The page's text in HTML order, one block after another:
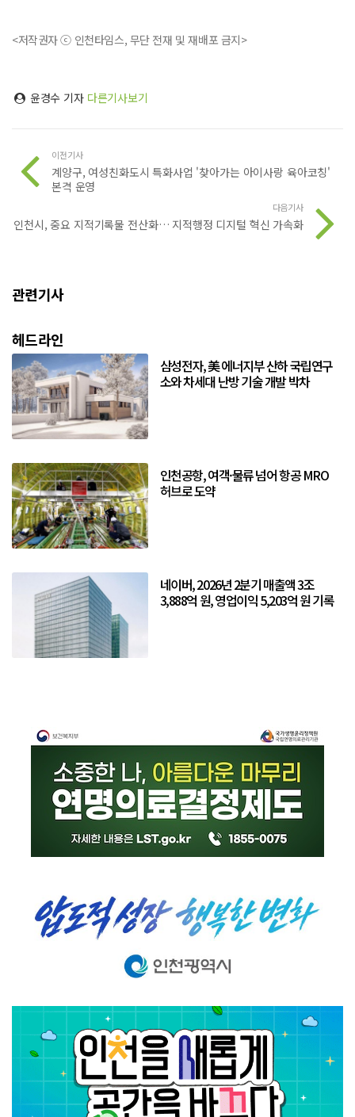
<저작권자 ⓒ 인천타임스, 무단 전재 및 재배포 금지>
윤경수 기자 다른기사보기
이전기사
계양구, 여성친화도시 특화사업 '찾아가는 아이사랑 육아코칭'
본격 운영
다음기사
인천시, 중요 지적기록물 전산화… 지적행정 디지털 혁신 가속화
관련기사
헤드라인
삼성전자, 美 에너지부 산하 국립연구
소와 차세대 난방 기술 개발 박차
인천공항, 여객·물류 넘어 항공 MRO
허브로 도약
네이버, 2026년 2분기 매출액 3조
3,888억 원, 영업이익 5,203억 원 기록